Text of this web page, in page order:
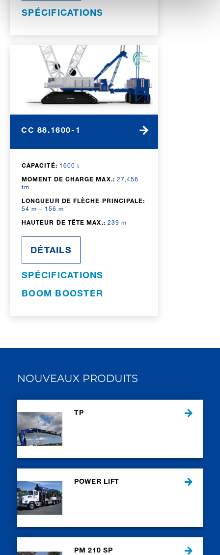
SPÉCIFICATIONS
CC 88.1600-1
CAPACITÉ: 1600 t
MOMENT DE CHARGE MAX.: 27,456
tm
LONGUEUR DE FLÈCHE PRINCIPALE:
54 m – 156 m
HAUTEUR DE TÊTE MAX.: 239 m
DÉTAILS
SPÉCIFICATIONS
BOOM BOOSTER
NOUVEAUX PRODUITS
TP
POWER LIFT
PM 210 SP